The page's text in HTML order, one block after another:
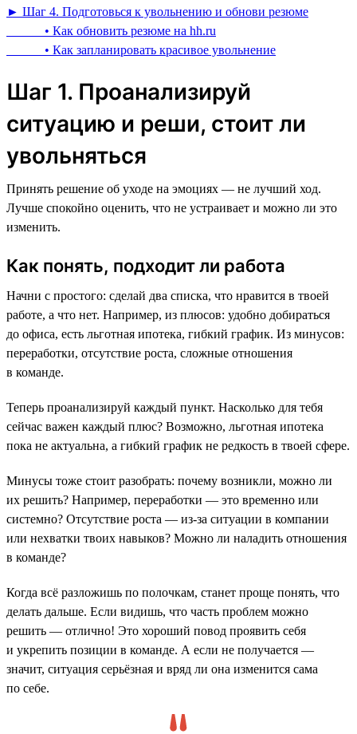
► Шаг 4. Подготовься к увольнению и обнови резюме
• Как обновить резюме на hh.ru
• Как запланировать красивое увольнение
Шаг 1. Проанализируй
ситуацию и реши, стоит ли
увольняться
Принять решение об уходе на эмоциях — не лучший ход.
Лучше спокойно оценить, что не устраивает и можно ли это
изменить.
Как понять, подходит ли работа
Начни с простого: сделай два списка, что нравится в твоей
работе, а что нет. Например, из плюсов: удобно добираться
до офиса, есть льготная ипотека, гибкий график. Из минусов:
переработки, отсутствие роста, сложные отношения
в команде.
Теперь проанализируй каждый пункт. Насколько для тебя
сейчас важен каждый плюс? Возможно, льготная ипотека
пока не актуальна, а гибкий график не редкость в твоей сфере.
Минусы тоже стоит разобрать: почему возникли, можно ли
их решить? Например, переработки — это временно или
системно? Отсутствие роста — из-за ситуации в компании
или нехватки твоих навыков? Можно ли наладить отношения
в команде?
Когда всё разложишь по полочкам, станет проще понять, что
делать дальше. Если видишь, что часть проблем можно
решить — отлично! Это хороший повод проявить себя
и укрепить позиции в команде. А если не получается —
значит, ситуация серьёзная и вряд ли она изменится сама
по себе.